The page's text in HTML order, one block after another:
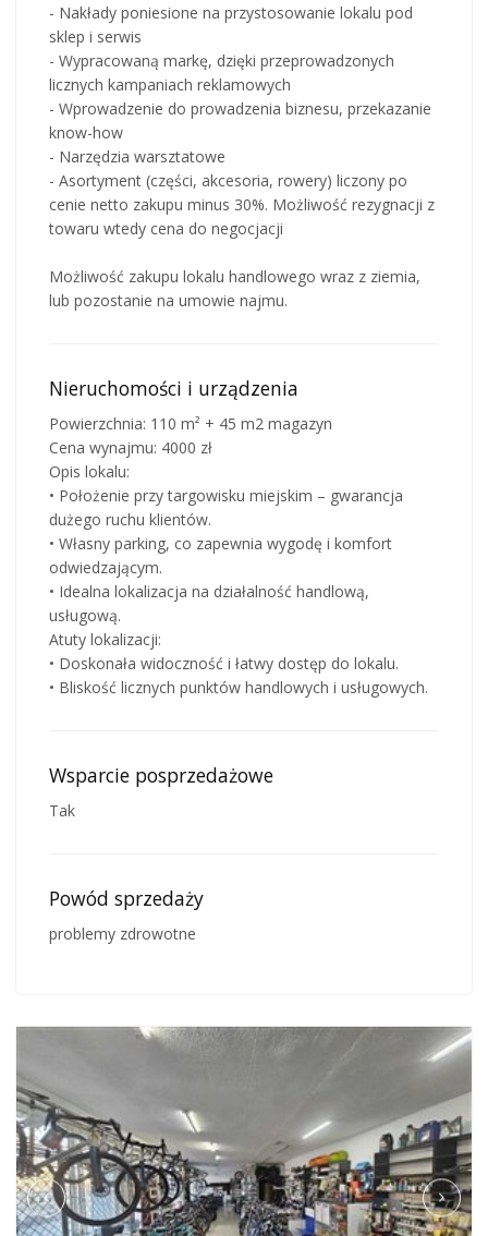
- Nakłady poniesione na przystosowanie lokalu pod
sklep i serwis
- Wypracowaną markę, dzięki przeprowadzonych
licznych kampaniach reklamowych
- Wprowadzenie do prowadzenia biznesu, przekazanie
know-how
- Narzędzia warsztatowe
- Asortyment (części, akcesoria, rowery) liczony po
cenie netto zakupu minus 30%. Możliwość rezygnacji z
towaru wtedy cena do negocjacji
Możliwość zakupu lokalu handlowego wraz z ziemia,
lub pozostanie na umowie najmu.
Nieruchomości i urządzenia
Powierzchnia: 110 m² + 45 m2 magazyn
Cena wynajmu: 4000 zł
Opis lokalu:
• Położenie przy targowisku miejskim – gwarancja
dużego ruchu klientów.
• Własny parking, co zapewnia wygodę i komfort
odwiedzającym.
• Idealna lokalizacja na działalność handlową,
usługową.
Atuty lokalizacji:
• Doskonała widoczność i łatwy dostęp do lokalu.
• Bliskość licznych punktów handlowych i usługowych.
Wsparcie posprzedażowe
Tak
Powód sprzedaży
problemy zdrowotne